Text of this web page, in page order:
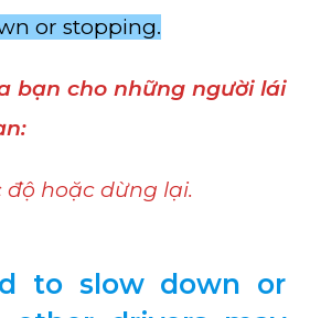
or stopping.
bạn cho những người lái
hoặc dừng lại.
to slow down or